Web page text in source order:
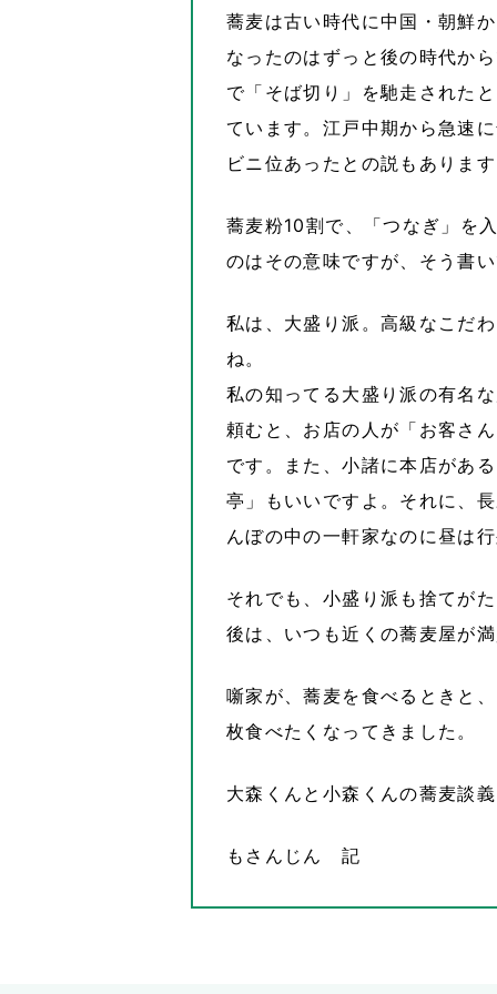
蕎麦は古い時代に中国・朝鮮
なったのはずっと後の時代か
で「そば切り」を馳走された
ています。江戸中期から急速
ビニ位あったとの説もありま
蕎麦粉10割で、「つなぎ」を
のはその意味ですが、そう書
私は、大盛り派。高級なこだ
ね。
私の知ってる大盛り派の有名
頼むと、お店の人が「お客さ
です。また、小諸に本店があ
亭」もいいですよ。それに、
んぼの中の一軒家なのに昼は
それでも、小盛り派も捨てが
後は、いつも近くの蕎麦屋が
噺家が、蕎麦を食べるときと
枚食べたくなってきました。
大森くんと小森くんの蕎麦談
もさんじん 記